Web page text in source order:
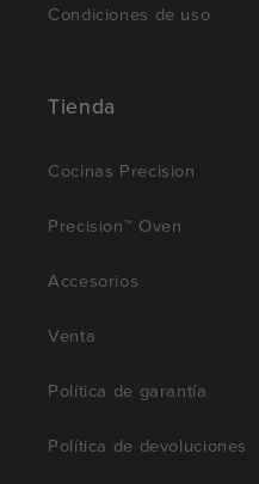
Condiciones de uso
Tienda
Cocinas Precision
Precision™ Oven
Accesorios
Venta
Política de garantía
Política de devoluciones